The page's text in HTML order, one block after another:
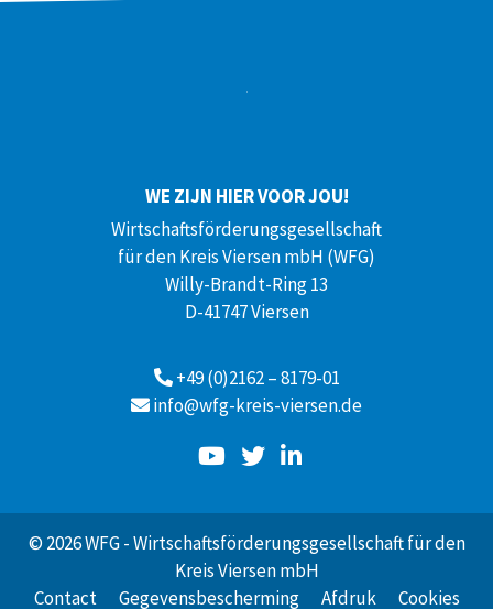
WE ZIJN HIER VOOR JOU!
Wirtschaftsförderungsgesellschaft
für den Kreis Viersen mbH (WFG)
Willy-Brandt-Ring 13
D-41747 Viersen
+49 (0)2162 – 8179-01
info@wfg-kreis-viersen.de
© 2026 WFG - Wirtschaftsförderungsgesellschaft für den
Kreis Viersen mbH
Contact
Gegevensbescherming Afdruk Cookies